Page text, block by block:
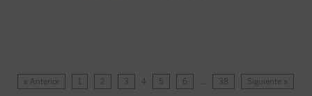
« Anterior 1 2 3 4 5 6 … 38 Siguiente »